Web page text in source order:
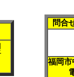
問合
福岡市